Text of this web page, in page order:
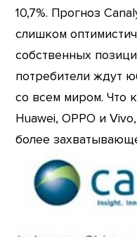
10,7%. Прогноз
слишком
собственных
потребители ждут
со всем миром. Что
Huawei, OPPO и
более